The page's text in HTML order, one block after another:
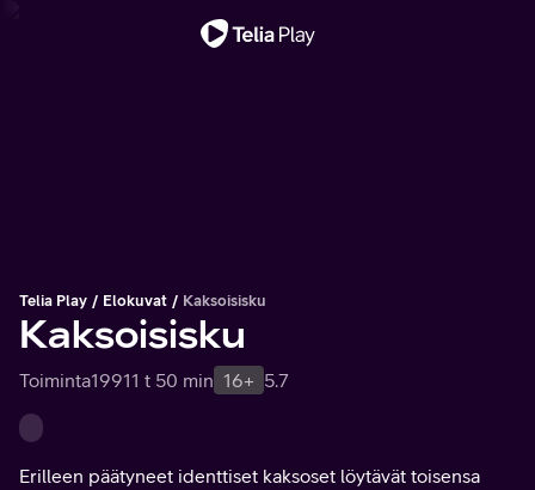
Telia Play Elokuvat Kaksoisisku
Kaksoisisku
Toiminta19911 t 50 min 16+ 5.7
Erilleen päätyneet identtiset kaksoset löytävät toisensa